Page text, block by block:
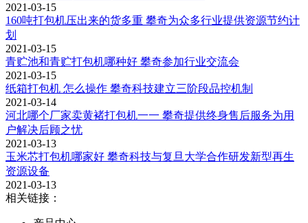
2021-03-15
160吨打包机压出来的货多重 攀奇为众多行业提供资源节约计
划
2021-03-15
青贮池和青贮打包机哪种好 攀奇参加行业交流会
2021-03-15
纸箱打包机 怎么操作 攀奇科技建立三阶段品控机制
2021-03-14
河北哪个厂家卖黄褚打包机一一 攀奇提供终身售后服务为用
户解决后顾之忧
2021-03-13
玉米芯打包机哪家好 攀奇科技与复旦大学合作研发新型再生
资源设备
2021-03-13
相关链接：